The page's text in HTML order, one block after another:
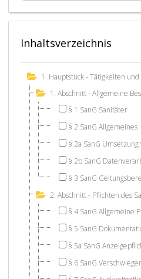
Inhaltsverzeichnis
1. Hauptstück - Tätigkeiten
1. Abschnitt - Allgemeine
§ 1 SanG Sanitäter
§ 2 SanG Allgemeines
§ 2a SanG
§ 2b SanG
§ 3 SanG
2. Abschnitt - Pflichten des
§ 4 SanG Allgemeine
§ 5 SanG
§ 5a SanG
§ 6 SanG